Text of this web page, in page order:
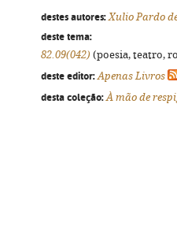
destes autores: Xulio Pardo
deste tema:
82.09(042) (poesia, teatro,
deste editor: Apenas Livros
desta coleção: À mão de